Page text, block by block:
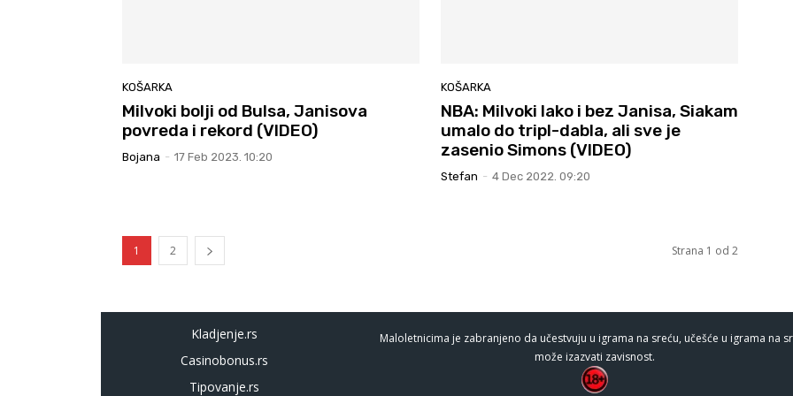
KOŠARKA
Milvoki bolji od Bulsa, Janisova
povreda i rekord (VIDEO)
Bojana - 17 Feb 2023. 10:20
KOŠARKA
NBA: Milvoki lako i bez Janisa, Siakam
umalo do tripl-dabla, ali sve je
zasenio Simons (VIDEO)
Stefan - 4 Dec 2022. 09:20
1 2 Strana 1 od 2
Kladjenje.rs
Casinobonus.rs
Tipovanje.rs
Maloletnicima je zabranjeno da učestvuju u igrama na sreću, učešće u igrama na
može izazvati zavisnost.